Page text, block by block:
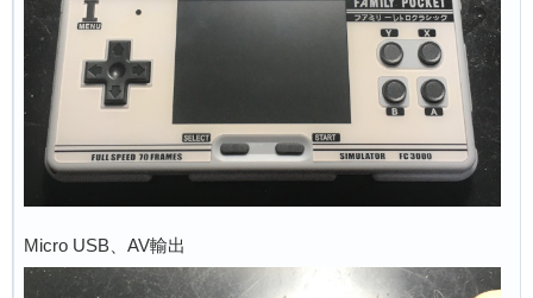
Micro USB、AV輸出